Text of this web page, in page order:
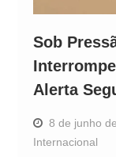
Sob
Alerta
8 de junho
Internacional